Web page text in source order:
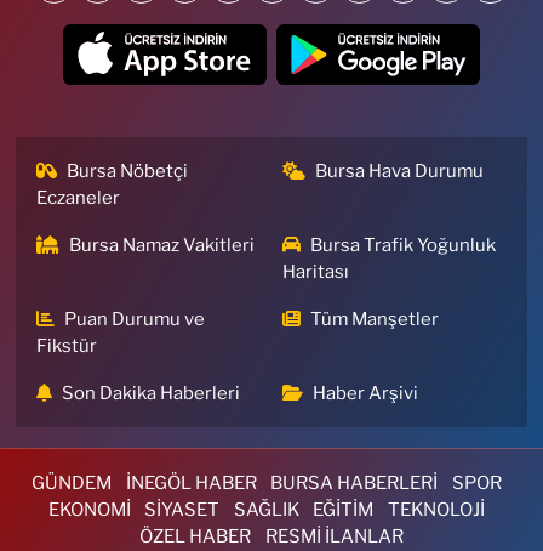
Bursa Nöbetçi
Eczaneler
Bursa Hava Durumu
Bursa Namaz Vakitleri
Bursa Trafik Yoğunluk
Haritası
Puan Durumu ve
Fikstür
Tüm Manşetler
Son Dakika Haberleri Haber Arşivi
GÜNDEM İNEGÖL HABER BURSA HABERLERİ
SPOR
EKONOMİ
SİYASET SAĞLIK EĞİTİM
TEKNOLOJİ
ÖZEL HABER
RESMİ İLANLAR